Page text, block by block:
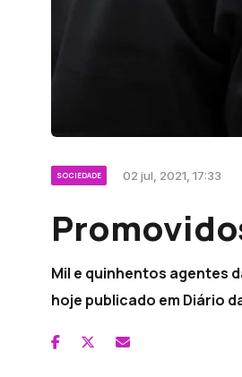
SOCIEDADE 02 jul, 2021, 17:33
Mil e quinhentos agentes
hoje publicado em Diário